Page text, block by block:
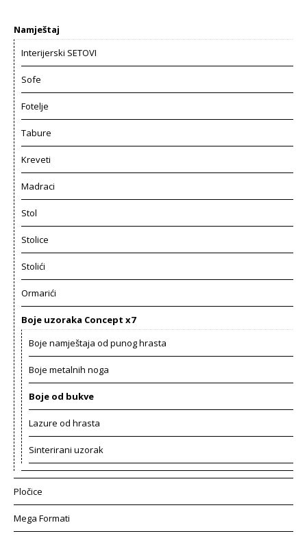
Namještaj
Interijerski SETOVI
Sofe
Fotelje
Tabure
Kreveti
Madraci
Stol
Stolice
Stolići
Ormarići
Boje uzoraka Concept x7
Boje namještaja od punog hrasta
Boje metalnih noga
Boje od bukve
Lazure od hrasta
Sinterirani uzorak
Pločice
Mega Formati